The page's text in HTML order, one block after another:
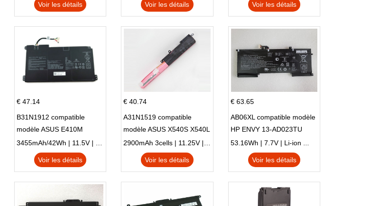
Voir les détails Voir les détails Voir les détails
€ 47.14
B31N1912 compatible
modèle ASUS E410M
E410MA L410MA
Voir les détails
€ 40.74
A31N1519 compatible
modèle ASUS X540S X540L
X540LA-SI302 X540SA
X540S
Voir les détails
€ 63.65
AB06XL compatible modèle
HP ENVY 13-AD023TU
HSTNN-DB8C 921438-855
TPN-I128
53.16Wh | 7.7V | Li-ion ...
Voir les détails